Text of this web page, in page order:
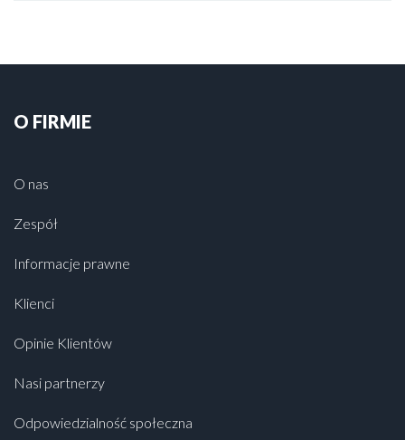
O FIRMIE
O nas
Zespół
Informacje prawne
Klienci
Opinie Klientów
Nasi partnerzy
Odpowiedzialność społeczna